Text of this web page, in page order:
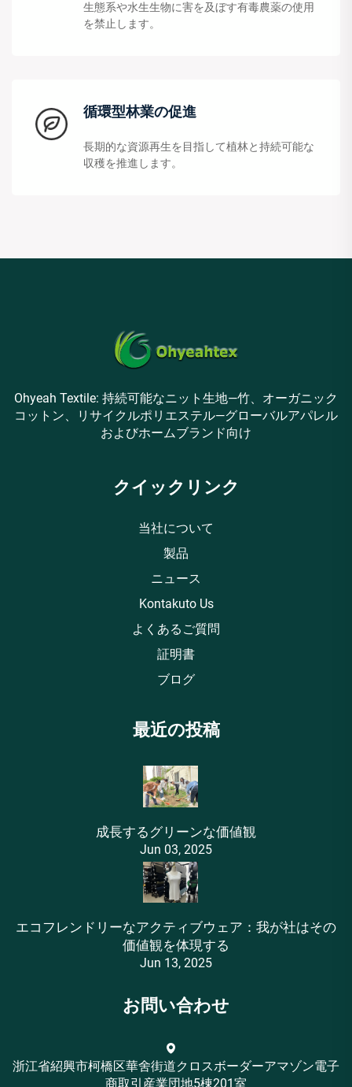
生態系や水生生物に害を及ぼす有毒農薬の使用
を禁止します。
循環型林業の促進
長期的な資源再生を目指して植林と持続可能な
収穫を推進します。
Ohyeah Textile: 持続可能なニット生地—竹、オーガニック
コットン、リサイクルポリエステル—グローバルアパレル
およびホームブランド向け
クイックリンク
当社について
製品
ニュース
Kontakuto Us
よくあるご質問
証明書
ブログ
最近の投稿
成長するグリーンな価値観
Jun 03, 2025
エコフレンドリーなアクティブウェア：我が社はその
価値観を体現する
Jun 13, 2025
お問い合わせ
浙江省紹興市柯橋区華舍街道クロスボーダーアマゾン電子
商取引産業団地5棟201室